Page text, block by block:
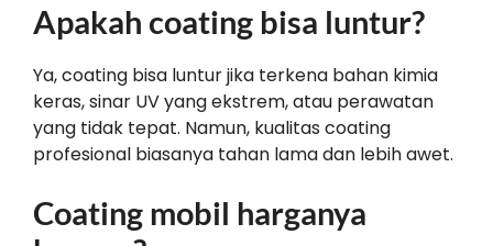
Apakah coating bisa luntur?
Ya, coating bisa luntur jika terkena bahan kimia
keras, sinar UV yang ekstrem, atau perawatan
yang tidak tepat. Namun, kualitas coating
profesional biasanya tahan lama dan lebih awet.
Coating mobil harganya